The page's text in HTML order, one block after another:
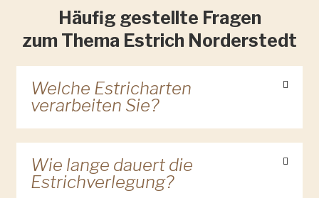
Häufig gestellte Fragen
zum Thema Estrich Norderstedt
Welche Estricharten
verarbeiten Sie?
Wie lange dauert die
Estrichverlegung?